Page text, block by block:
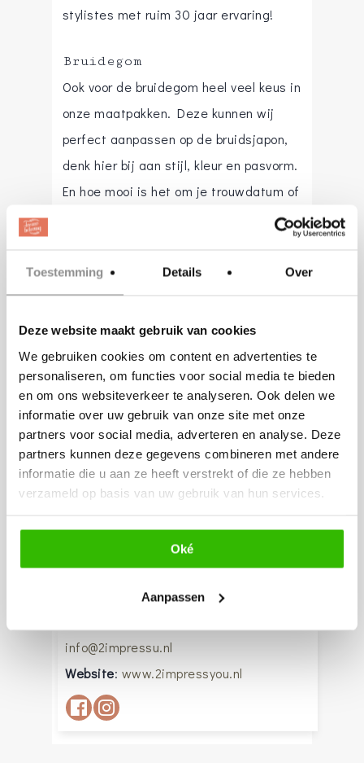
Toestemming Details Over
Deze website maakt gebruik van cookies
We gebruiken cookies om content en advertenties te
personaliseren, om functies voor social media te bieden
en om ons websiteverkeer te analyseren. Ook delen we
informatie over uw gebruik van onze site met onze
partners voor social media, adverteren en analyse. Deze
partners kunnen deze gegevens combineren met andere
informatie die u aan ze heeft verstrekt of die ze hebben
verzameld op basis van uw gebruik van hun services.
Oké
Aanpassen
stylistes met ruim 30 jaar ervaring!
Bruidegom
Ook voor de bruidegom heel veel keus in
onze maatpakken. Deze kunnen wij
perfect aanpassen op de bruidsjapon,
denk hier bij aan stijl, kleur en pasvorm.
En hoe mooi is het om je trouwdatum of
prachtig gekleed worden. Prachtige
(kanten) jurkjes, bijpassende jasjes,
stola’s en ook broekpakken zijn volop
aanwezig. Allemaal op maat en naar
wens en kleur aan te passen. Om de
look compleet te maken hebben we ook
prachtige accessoires zoals schoenen,
2impressu zo veel meer dan alleen
info@2impressu.nl
Website: www.2impressyou.nl